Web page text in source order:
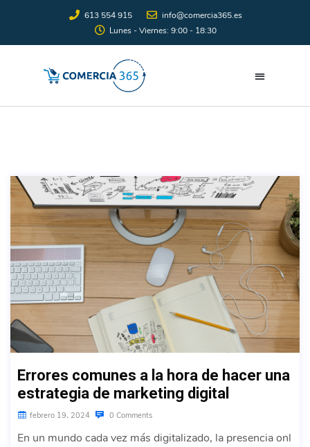
613 554 915
info@comercia365.es
Lunes - Viernes: 9:00 - 18:30
Errores comunes a la hora de hacer una
estrategia de marketing digital
febrero 19, 2024 0 Comments
En un mundo cada vez más digitalizado, la presencia onl